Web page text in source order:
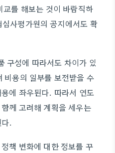
를 해보는 것이 바람직하
사평가원의 공지에서도 확
구성에 따라서도 차이가 있
비용의 일부를 보전받을 수
에 좌우된다. 따라서 연도
께 고려해 계획을 세우는
.
책 변화에 대한 정보를 꾸